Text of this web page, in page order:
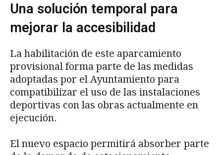
Una solución temporal para
mejorar la accesibilidad
La habilitación de este aparcamiento
provisional forma parte de las medidas
adoptadas por el Ayuntamiento para
compatibilizar el uso de las instalaciones
deportivas con las obras actualmente en
ejecución.
El nuevo espacio permitirá absorber parte